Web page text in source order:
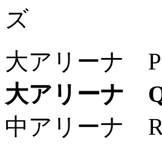
ズ
大アリーナ
大アリーナ
中アリーナ